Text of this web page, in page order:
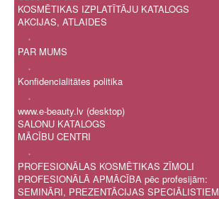
KOSMĒTIKAS IZPLATĪTĀJU KATALOGS
AKCIJAS, ATLAIDES
.
PAR MUMS
.
Konfidencialitātes politika
.
www.e-beauty.lv (desktop)
SALONU KATALOGS
MĀCĪBU CENTRI
.
PROFESIONĀLAS KOSMĒTIKAS ZĪMOLI
PROFESIONĀLĀ APMĀCĪBA pēc profesijām:
SEMINĀRI, PREZENTĀCIJAS SPECIĀLISTIEM